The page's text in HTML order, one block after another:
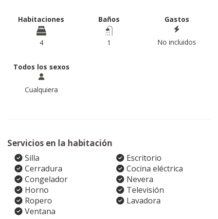
Habitaciones
4
Baños
1
Gastos
No incluidos
Todos los sexos
Cualquiera
Servicios en la habitación
Silla
Escritorio
Cerradura
Cocina eléctrica
Congelador
Nevera
Horno
Televisión
Ropero
Lavadora
Ventana